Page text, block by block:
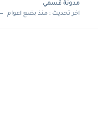
مدونة قسمي
اخر تحديث :منذ بضع اعوام